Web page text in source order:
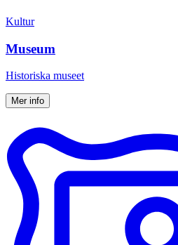
Kultur
Museum
Historiska museet
Mer info